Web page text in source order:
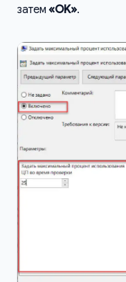
затем«OK».